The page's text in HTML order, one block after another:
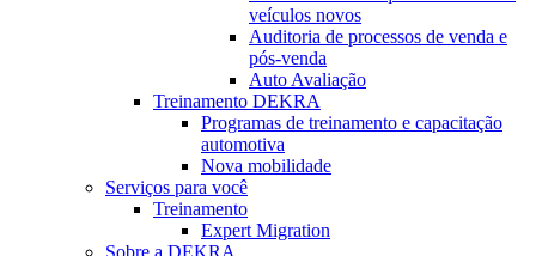
veículos novos
Auditoria de processos de venda e
pós-venda
Auto Avaliação
Treinamento DEKRA
Programas de treinamento e capacitação
automotiva
Nova mobilidade
Serviços para você
Treinamento
Expert Migration